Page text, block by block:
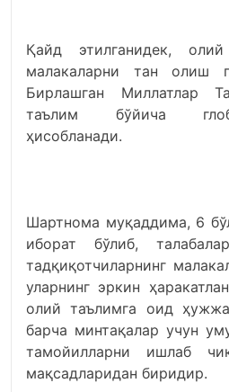
Қайд этилганидек,
малакаларни тан олиш
Бирлашган Миллатлар
таълим бўйича
ҳисобланади.
Шартнома муқаддима, 6
иборат бўлиб,
тадқиқотчиларнинг
уларнинг эркин
олий таълимга оид
барча минтақалар учун
тамойилларни ишлаб
мақсадларидан биридир.